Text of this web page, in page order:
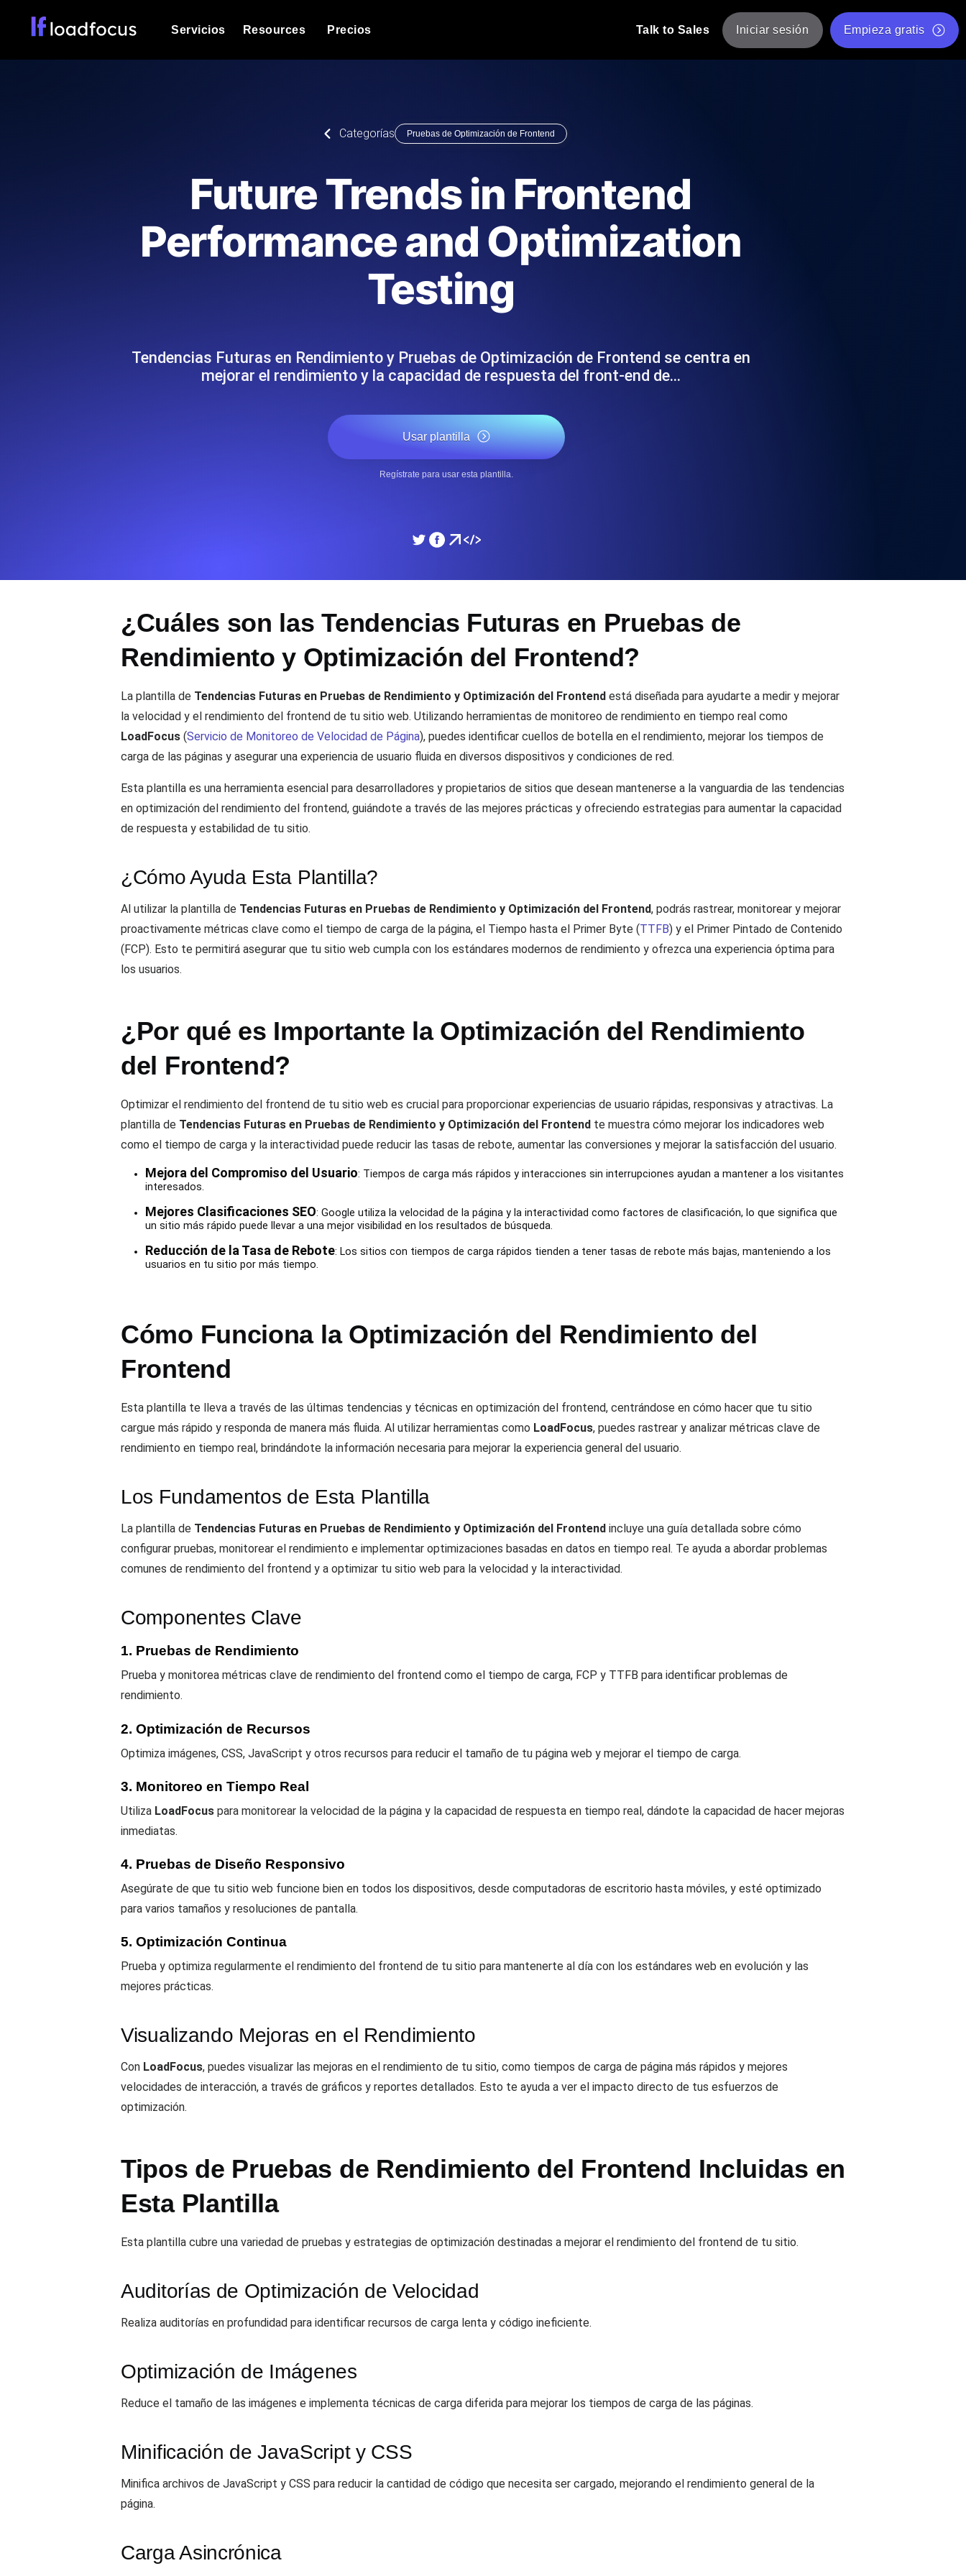
Servicios
ubicaciones cloud con análisis de IA.
tecnológico.
Load testing liderado por expertos: escribimos los scripts JMeter o k6,
los ejecutamos a escala y entregamos el informe.
Sondas always-on de uptime y rendimiento desde 25+ ubicaciones.
Detecta caídas antes que tus usuarios.
Uptime Monitoring para sitios web y APIs. Gratis para empezar.
Checks automáticos de certificados SSL y alertas de caducidad.
Gratis para empezar.
Heartbeat monitoring para cron jobs y tareas programadas. Gratis
DNS Monitoring
Monitores como YAML, JS y MCP
Resources
Explorar categorías de
glosario
Explorar categorías de
alternativas
Blog de producto
Blog de tecnología
Leer más en el blog
Leer más en el blog
Comprobador de estado de API
Lista de herramientas web gratuitas
Precios Talk to Sales Iniciar sesión Empieza gratis
Categorías Pruebas de Optimización de Frontend
Future Trends in Frontend
Performance and Optimization
Testing
Tendencias Futuras en Rendimiento y Pruebas de Optimización de Frontend se centra en
mejorar el rendimiento y la capacidad de respuesta del front-end de…
Usar plantilla
Regístrate para usar esta plantilla.
¿Cuáles son las Tendencias Futuras en Pruebas de
Rendimiento y Optimización del Frontend?
La plantilla de Tendencias Futuras en Pruebas de Rendimiento y Optimización del Frontend está diseñada para ayudarte a medir y mejorar
la velocidad y el rendimiento del frontend de tu sitio web. Utilizando herramientas de monitoreo de rendimiento en tiempo real como
LoadFocus (Servicio de Monitoreo de Velocidad de Página), puedes identificar cuellos de botella en el rendimiento, mejorar los tiempos de
carga de las páginas y asegurar una experiencia de usuario fluida en diversos dispositivos y condiciones de red.
Esta plantilla es una herramienta esencial para desarrolladores y propietarios de sitios que desean mantenerse a la vanguardia de las tendencias
en optimización del rendimiento del frontend, guiándote a través de las mejores prácticas y ofreciendo estrategias para aumentar la capacidad
de respuesta y estabilidad de tu sitio.
¿Cómo Ayuda Esta Plantilla?
Al utilizar la plantilla de Tendencias Futuras en Pruebas de Rendimiento y Optimización del Frontend, podrás rastrear, monitorear y mejorar
proactivamente métricas clave como el tiempo de carga de la página, el Tiempo hasta el Primer Byte (TTFB) y el Primer Pintado de Contenido
(FCP). Esto te permitirá asegurar que tu sitio web cumpla con los estándares modernos de rendimiento y ofrezca una experiencia óptima para
los usuarios.
¿Por qué es Importante la Optimización del Rendimiento
del Frontend?
Optimizar el rendimiento del frontend de tu sitio web es crucial para proporcionar experiencias de usuario rápidas, responsivas y atractivas. La
plantilla de Tendencias Futuras en Pruebas de Rendimiento y Optimización del Frontend te muestra cómo mejorar los indicadores web
como el tiempo de carga y la interactividad puede reducir las tasas de rebote, aumentar las conversiones y mejorar la satisfacción del usuario.
Mejora del Compromiso del Usuario: Tiempos de carga más rápidos y interacciones sin interrupciones ayudan a mantener a los visitantes
interesados.
Mejores Clasificaciones SEO: Google utiliza la velocidad de la página y la interactividad como factores de clasificación, lo que significa que
un sitio más rápido puede llevar a una mejor visibilidad en los resultados de búsqueda.
Reducción de la Tasa de Rebote: Los sitios con tiempos de carga rápidos tienden a tener tasas de rebote más bajas, manteniendo a los
usuarios en tu sitio por más tiempo.
Cómo Funciona la Optimización del Rendimiento del
Frontend
Esta plantilla te lleva a través de las últimas tendencias y técnicas en optimización del frontend, centrándose en cómo hacer que tu sitio
cargue más rápido y responda de manera más fluida. Al utilizar herramientas como LoadFocus, puedes rastrear y analizar métricas clave de
rendimiento en tiempo real, brindándote la información necesaria para mejorar la experiencia general del usuario.
Los Fundamentos de Esta Plantilla
La plantilla de Tendencias Futuras en Pruebas de Rendimiento y Optimización del Frontend incluye una guía detallada sobre cómo
configurar pruebas, monitorear el rendimiento e implementar optimizaciones basadas en datos en tiempo real. Te ayuda a abordar problemas
comunes de rendimiento del frontend y a optimizar tu sitio web para la velocidad y la interactividad.
Componentes Clave
1. Pruebas de Rendimiento
Prueba y monitorea métricas clave de rendimiento del frontend como el tiempo de carga, FCP y TTFB para identificar problemas de
rendimiento.
2. Optimización de Recursos
Optimiza imágenes, CSS, JavaScript y otros recursos para reducir el tamaño de tu página web y mejorar el tiempo de carga.
3. Monitoreo en Tiempo Real
Utiliza LoadFocus para monitorear la velocidad de la página y la capacidad de respuesta en tiempo real, dándote la capacidad de hacer mejoras
inmediatas.
4. Pruebas de Diseño Responsivo
Asegúrate de que tu sitio web funcione bien en todos los dispositivos, desde computadoras de escritorio hasta móviles, y esté optimizado
para varios tamaños y resoluciones de pantalla.
5. Optimización Continua
Prueba y optimiza regularmente el rendimiento del frontend de tu sitio para mantenerte al día con los estándares web en evolución y las
mejores prácticas.
Visualizando Mejoras en el Rendimiento
Con LoadFocus, puedes visualizar las mejoras en el rendimiento de tu sitio, como tiempos de carga de página más rápidos y mejores
velocidades de interacción, a través de gráficos y reportes detallados. Esto te ayuda a ver el impacto directo de tus esfuerzos de
optimización.
Tipos de Pruebas de Rendimiento del Frontend Incluidas en
Esta Plantilla
Esta plantilla cubre una variedad de pruebas y estrategias de optimización destinadas a mejorar el rendimiento del frontend de tu sitio.
Auditorías de Optimización de Velocidad
Realiza auditorías en profundidad para identificar recursos de carga lenta y código ineficiente.
Optimización de Imágenes
Reduce el tamaño de las imágenes e implementa técnicas de carga diferida para mejorar los tiempos de carga de las páginas.
Minificación de JavaScript y CSS
Minifica archivos de JavaScript y CSS para reducir la cantidad de código que necesita ser cargado, mejorando el rendimiento general de la
página.
Carga Asincrónica